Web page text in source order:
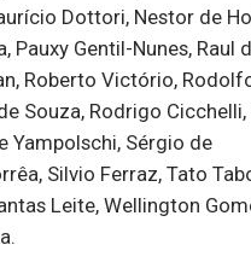
Dottori, Nestor de
Pauxy Gentil-Nunes, Raul
Roberto Victório,
Souza, Rodrigo Cicchelli,
Yampolschi, Sérgio de
Silvio Ferraz, Tato
Leite, Wellington